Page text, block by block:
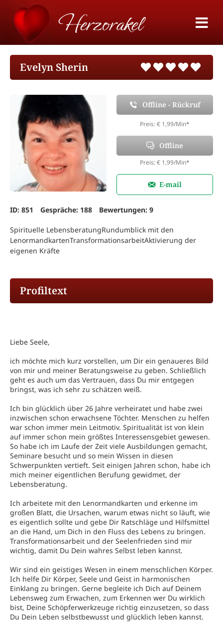
Evelyn Sherin
Offline - Rückruf
Preis: € 1,99/Min*
Offline
Preis: € 1,99/Min*
E-mail
ID: 851 Gespräche: 188 Bewertungen: 9
Spirituelle LebensberatungRundumblick mit den
LenormandkartenTransformationsarbeitAktivierung der
eigenen Kräfte
Profiltext
Liebe Seele,
ich möchte mich kurz vorstellen, um Dir ein genaueres Bild
von mir und meiner Beratungsweise zu geben. Schließlich
geht es auch um das Vertrauen, dass Du mir entgegen
bringst, was ich sehr zu schätzen weiß.
Ich bin glücklich über 26 Jahre verheiratet und habe zwei
inzwischen schon erwachsene Töchter. Menschen zu helfen
war schon immer mein Leitmotiv. Spiritualität ist von klein
auf immer schon mein größtes Interessensgebiet gewesen.
So habe ich im Laufe der Zeit viele Ausbildungen gemacht,
Seminare besucht und so mein Wissen in diesen
Schwerpunkten vertieft. Seit einigen Jahren schon, habe ich
mich meiner eigentlichen Berufung gewidmet, der
Lebensberatung.
Ich arbeitete mit den Lenormandkarten und erkenne im
großen Blatt, die Ursachen, warum etwas nicht so läuft, wie
es eigentlich sollte und gebe Dir Ratschläge und Hilfsmittel
an die Hand, um Dich in den Fluss des Lebens zu bringen.
Transformationsarbeit und der Seelenfrieden sind mir
wichtig, damit Du Dein wahres Selbst leben kannst.
Wir sind ein geistiges Wesen in einem menschlichen Körper.
Ich helfe Dir Körper, Seele und Geist in harmonischen
Einklang zu bringen. Gerne begleite ich Dich auf Deinem
Lebensweg zum Erwachen, zum Erkennen wer Du wirklich
bist, Deine Schöpferwerkzeuge richtig einzusetzen, so dass
Du Dein Leben selbstbewusst und glücklich leben kannst.